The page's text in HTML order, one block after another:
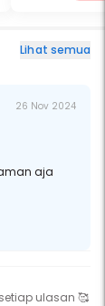
Lihat semua
26 Nov 2024
aja
ulasan 🥰